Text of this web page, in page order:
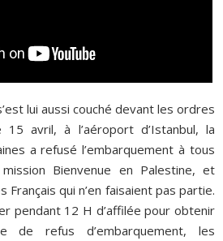
lui aussi couché devant les ordres
15 avril, à l’aéroport d’Istanbul, la
a refusé l’embarquement à tous
Bienvenue en Palestine, et
Français qui n’en faisaient pas partie.
pendant 12 H d’affilée pour obtenir
de refus d’embarquement, les